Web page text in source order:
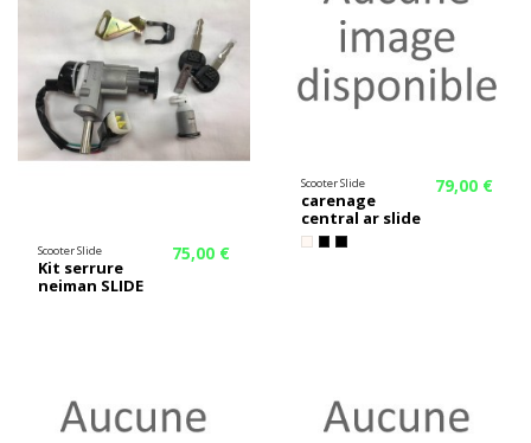
Scooter Slide
Kit serrure
neiman SLIDE
75,00 €
Scooter Slide
carenage
central ar slide
79,00 €